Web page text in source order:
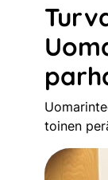
toinen